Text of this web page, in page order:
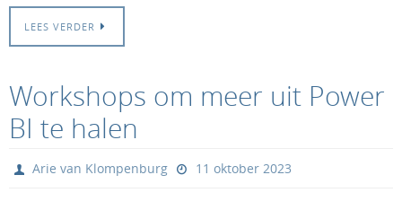
LEES VERDER
Workshops om meer uit Power
BI te halen
Arie van Klompenburg 11 oktober 2023